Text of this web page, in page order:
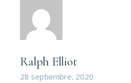
Ralph Elliot
28 septiembre, 2020